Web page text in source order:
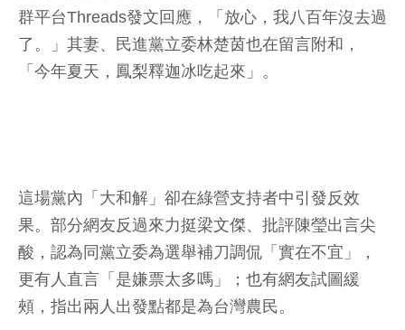
群平台Threads發文回應，「放心，我八百年沒去過
了。」其妻、民進黨立委林楚茵也在留言附和，
「今年夏天，鳳梨釋迦冰吃起來」。
這場黨內「大和解」卻在綠營支持者中引發反效
果。部分網友反過來力挺梁文傑、批評陳瑩出言尖
酸，認為同黨立委為選舉補刀調侃「實在不宜」，
更有人直言「是嫌票太多嗎」；也有網友試圖緩
頰，指出兩人出發點都是為台灣農民。